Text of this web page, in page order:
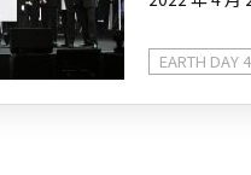
EARTH DAY